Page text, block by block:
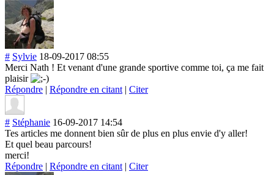
# Sylvie 18-09-2017 08:55
Merci Nath ! Et venant d'une grande sportive comme toi, ça me fait
plaisir
Répondre | Répondre en citant | Citer
# Stéphanie 16-09-2017 14:54
Tes articles me donnent bien sûr de plus en plus envie d'y aller!
Et quel beau parcours!
merci!
Répondre | Répondre en citant | Citer